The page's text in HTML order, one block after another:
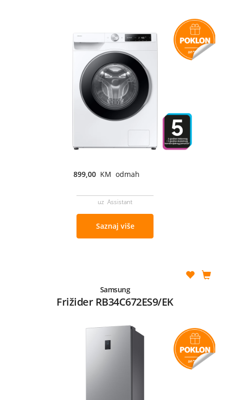
899,00 KM odmah
uz Assistant
Saznaj više
Samsung
Frižider RB34C672ES9/EK